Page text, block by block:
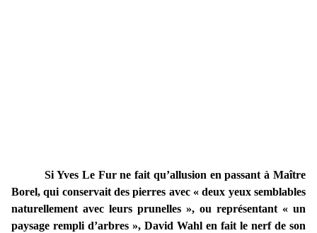
Si Yves Le Fur ne fait qu’allusion en passant à Maître
Borel, qui conservait des pierres avec « deux yeux semblables
naturellement avec leurs prunelles », ou représentant « un
paysage rempli d’arbres », David Wahl en fait le nerf de son